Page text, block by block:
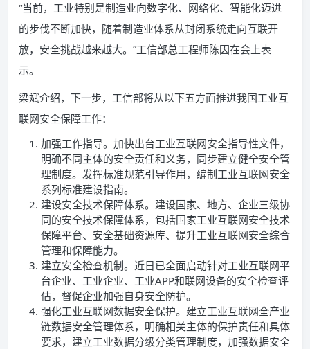
“当前，工业特别是制造业向数字化、网络化、智能化迈进
的步伐不断加快，随着制造业体系从封闭系统走向互联开
放，安全挑战越来越大。”工信部总工程师陈因在会上表
示。
梁斌介绍，下一步，工信部将从以下五方面推进我国工业互
联网安全保障工作：
加强工作指导。加快出台工业互联网安全指导性文件，
明确不同主体的安全责任和义务，同步建立健全安全管
理制度。发挥标准规范引导作用，编制工业互联网安全
系列标准建设指南。
建设安全技术保障体系。建设国家、地方、企业三级协
同的安全技术保障体系，包括国家工业互联网安全技术
保障平台、安全基础资源库、提升工业互联网安全综合
管理和保障能力。
建立安全检查机制。近日已全面启动针对工业互联网平
台企业、工业企业、工业APP和联网设备的安全检查评
估，督促企业加强自身安全防护。
强化工业互联网数据安全保护。建立工业互联网全产业
链数据安全管理体系，明确相关主体的保护责任和具体
要求，建立工业数据分级分类管理制度，加强数据安全